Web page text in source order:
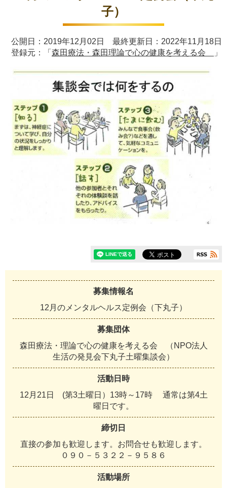
子）
公開日：2019年12月02日 最終更新日：2022年11月18日
登録元：「 森田療法・森田理論で心の健康を考える会 」
募集情報名
12月のメンタルヘルス定例会（下丸子）
募集団体
森田療法・ 理論で心の健康を考え る会 （ N PO法人
生活の発 見会下丸子土曜集談会）
活動日時
12 月 21 日 (第3土曜 日 ） 13時～ 17時 通常は第4土
曜 日 です。
締切日
直接の参加 も歓迎 し ま す。 お問合せも歓迎 し ま す。
０ ９ ０ － ５ ３ ２ ２ － ９ ５ ８ ６
活動場所